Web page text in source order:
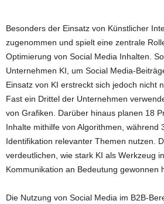
Besonders der Einsatz von Künstlicher
zugenommen und spielt eine zentrale
Optimierung von Social Media Inhalten.
Unternehmen KI, um Social Media-
Einsatz von KI erstreckt sich jedoch nicht
Fast ein Drittel der Unternehmen
von Grafiken. Darüber hinaus planen 18
Inhalte mithilfe von Algorithmen, während
Identifikation relevanter Themen nutzen.
verdeutlichen, wie stark KI als Werkzeug
Kommunikation an Bedeutung gewonnen
Die Nutzung von Social Media im B2B-